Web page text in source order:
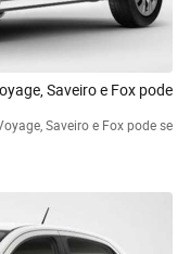
Saveiro e Fox pode
Saveiro e Fox pode se